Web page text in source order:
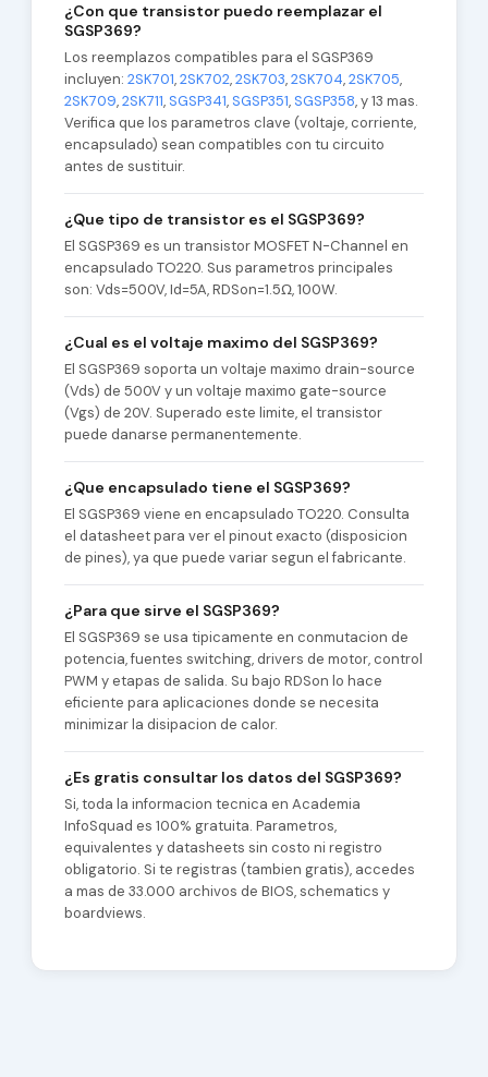
¿Con que transistor puedo reemplazar el
SGSP369?
Los reemplazos compatibles para el SGSP369
incluyen: 2SK701,2SK702,2SK703,2SK704,2SK705,
2SK709,2SK711, SGSP341, SGSP351, SGSP358, y 13 mas.
Verifica que los parametros clave (voltaje, corriente,
encapsulado) sean compatibles con tu circuito
antes de sustituir.
¿Que tipo de transistor es el SGSP369?
El SGSP369 es un transistor MOSFET N-Channel en
encapsulado TO220. Sus parametros principales
son: Vds=500V, Id=5A, RDSon=1.5Ω, 100W.
¿Cual es el voltaje maximo del SGSP369?
El SGSP369 soporta un voltaje maximo drain-source
(Vds) de 500V y un voltaje maximo gate-source
(Vgs) de 20V. Superado este limite, el transistor
puede danarse permanentemente.
¿Que encapsulado tiene el SGSP369?
El SGSP369 viene en encapsulado TO220. Consulta
el datasheet para ver el pinout exacto (disposicion
de pines), ya que puede variar segun el fabricante.
¿Para que sirve el SGSP369?
El SGSP369 se usa tipicamente en conmutacion de
potencia, fuentes switching, drivers de motor, control
PWM y etapas de salida. Su bajo RDSon lo hace
eficiente para aplicaciones donde se necesita
minimizar la disipacion de calor.
¿Es gratis consultar los datos del SGSP369?
Si, toda la informacion tecnica en Academia
InfoSquad es 100% gratuita. Parametros,
equivalentes y datasheets sin costo ni registro
obligatorio. Si te registras (tambien gratis), accedes
a mas de 33.000 archivos de BIOS, schematics y
boardviews.